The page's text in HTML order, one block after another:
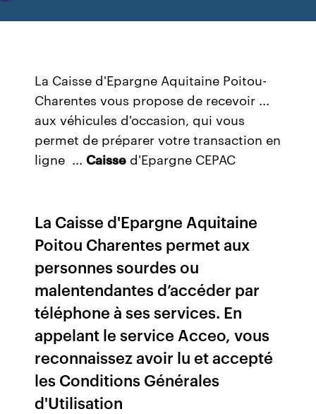
La Caisse d'Epargne Aquitaine Poitou-
Charentes vous propose de recevoir ...
aux véhicules d'occasion, qui vous
permet de préparer votre transaction en
ligne ...Caisse d'Epargne CEPAC
La Caisse d'Epargne Aquitaine
Poitou Charentes permet aux
personnes sourdes ou
malentendantes d’accéder par
téléphone à ses services. En
appelant le service Acceo, vous
reconnaissez avoir lu et accepté
les Conditions Générales
d'Utilisation